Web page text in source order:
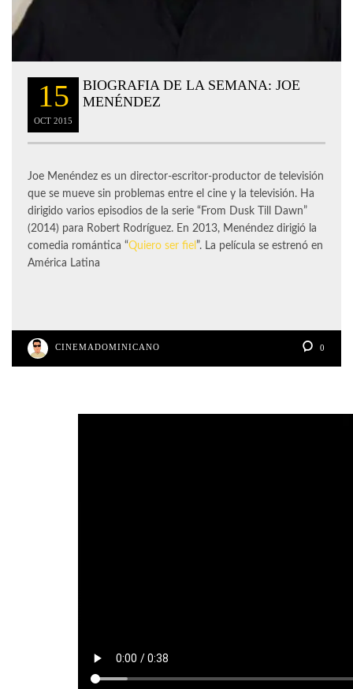
15
OCT 2015
BIOGRAFIA DE LA SEMANA: JOE
MENÉNDEZ
Joe Menéndez es un director-escritor-productor de televisión
que se mueve sin problemas entre el cine y la televisión. Ha
dirigido varios episodios de la serie “From Dusk Till Dawn”
(2014) para Robert Rodríguez. En 2013, Menéndez dirigió la
comedia romántica “Quiero ser fiel ”. La película se estrenó en
América Latina
CINEMADOMINICANO 0